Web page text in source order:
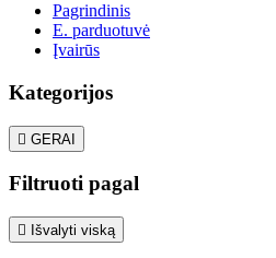
Pagrindinis
E. parduotuvė
Įvairūs
Kategorijos
 GERAI
Filtruoti pagal
 Išvalyti viską